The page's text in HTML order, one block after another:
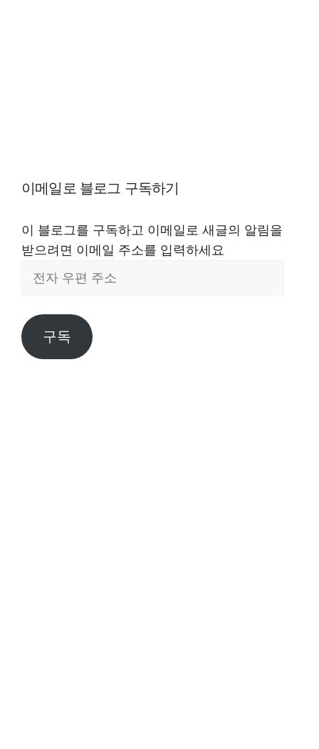
이메일로 블로그 구독하기
이 블로그를 구독하고 이메일로 새글의 알림을
받으려면 이메일 주소를 입력하세요
편
주
구독